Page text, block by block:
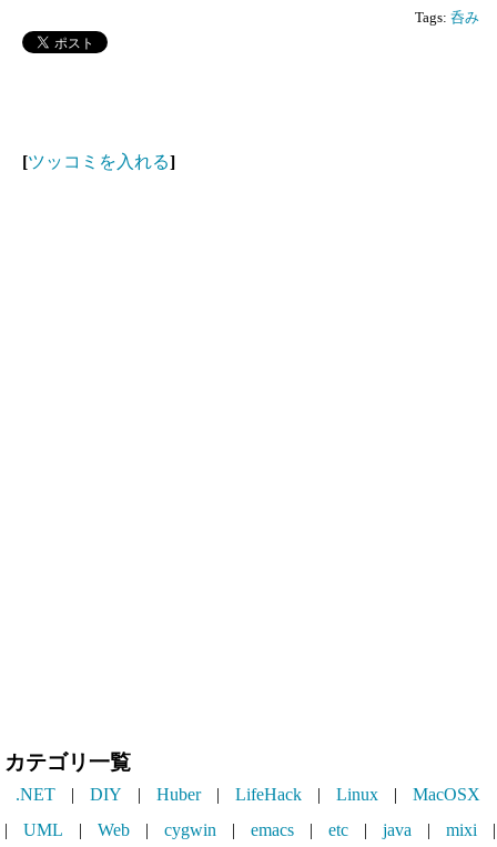
Tags: 呑み
[ツッコミを入れる]
カテゴリ一覧
.NET | DIY | Huber | LifeHack | Linux |
MacOSX
|
UML | Web | cygwin | emacs | etc | java | mixi |